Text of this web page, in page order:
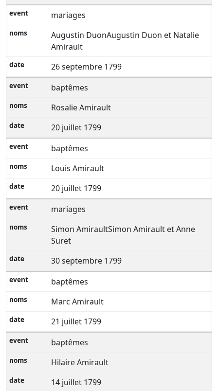
mariages
Augustin DuonAugustin Duon et Natalie
Amirault
26 septembre 1799
baptêmes
Rosalie Amirault
20 juillet 1799
baptêmes
Louis Amirault
20 juillet 1799
mariages
Simon AmiraultSimon Amirault et Anne
Suret
30 septembre 1799
baptêmes
Marc Amirault
21 juillet 1799
baptêmes
Hilaire Amirault
14 juillet 1799